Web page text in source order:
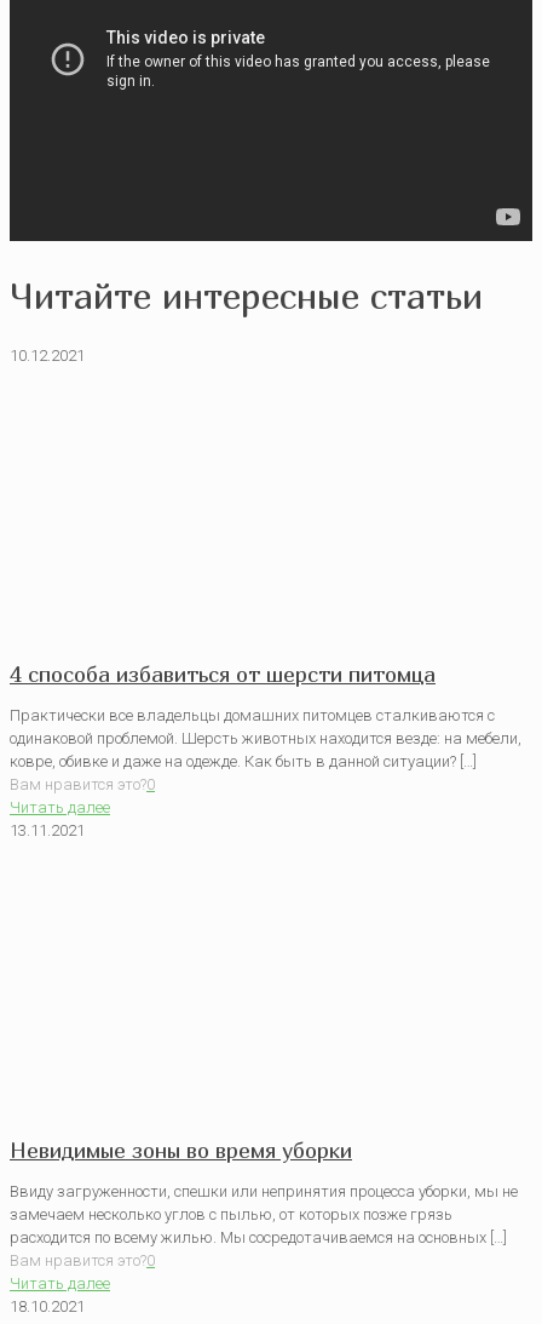
Читайте интересные статьи
10.12.2021
4 способа избавиться от шерсти питомца
Практически все владельцы домашних питомцев сталкиваются с
одинаковой проблемой. Шерсть животных находится везде: на мебели,
ковре, обивке и даже на одежде. Как быть в данной ситуации? […]
Вам нравится это?0
Читать далее
13.11.2021
Невидимые зоны во время уборки
Ввиду загруженности, спешки или непринятия процесса уборки, мы не
замечаем несколько углов с пылью, от которых позже грязь
расходится по всему жилью. Мы сосредотачиваемся на основных […]
Вам нравится это?0
Читать далее
18.10.2021